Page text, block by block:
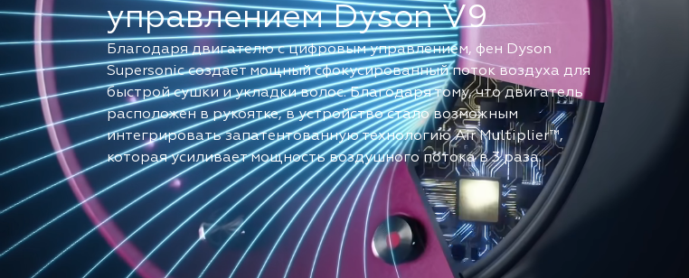
управлением Dyson V9
Благодаря двигателю с цифровым управлением, фен Dyson
Supersonic создает мощный сфокусированный поток воздуха для
быстрой сушки и укладки волос. Благодаря тому, что двигатель
расположен в рукоятке, в устройство стало возможным
интегрировать запатентованную технологию Air Multiplier™,
которая усиливает мощность воздушного потока в 3 раза.